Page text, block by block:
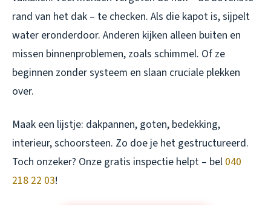
rand van het dak – te checken. Als die kapot is, sijpelt
water eronderdoor. Anderen kijken alleen buiten en
missen binnenproblemen, zoals schimmel. Of ze
beginnen zonder systeem en slaan cruciale plekken
over.
Maak een lijstje: dakpannen, goten, bedekking,
interieur, schoorsteen. Zo doe je het gestructureerd.
Toch onzeker? Onze gratis inspectie helpt – bel 040
218 22 03!